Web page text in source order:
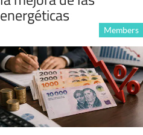
energéticas
Members